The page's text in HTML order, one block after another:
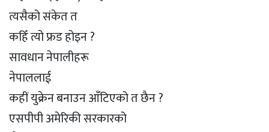
त्यसैको संकेत त
कहिँ त्यो फ्रड होइन ?
सावधान नेपालीहरू
नेपाललाई
कहीं युक्रेन बनाउन आँटिएको त छैन ?
एसपीपी अमेरिकी सरकारको